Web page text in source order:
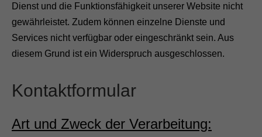
Dienst und die Funktionsfähigkeit unserer Website nicht
gewährleistet. Zudem können einzelne Dienste und
Services nicht verfügbar oder eingeschränkt sein. Aus
diesem Grund ist ein Widerspruch ausgeschlossen.
Kontaktformular
Art und Zweck der Verarbeitung: